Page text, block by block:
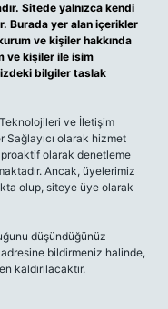
Sitede yalnızca kendi
Burada yer alan içerikler
ve kişiler hakkında
ve kişiler ile isim
bilgiler taslak
ve İletişim
Sağlayıcı olarak hizmet
olarak denetleme
Ancak, üyelerimiz
olup, siteye üye olarak
düşündüğünüz
adresine bildirmeniz halinde,
kaldırılacaktır.